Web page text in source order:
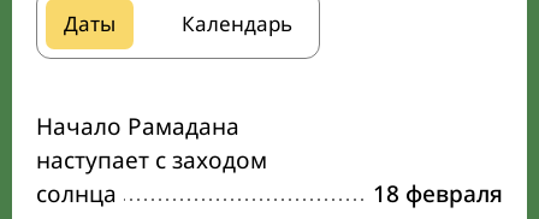
Даты Календарь
Начало Рамадана
наступает с заходом
солнца
18 февраля